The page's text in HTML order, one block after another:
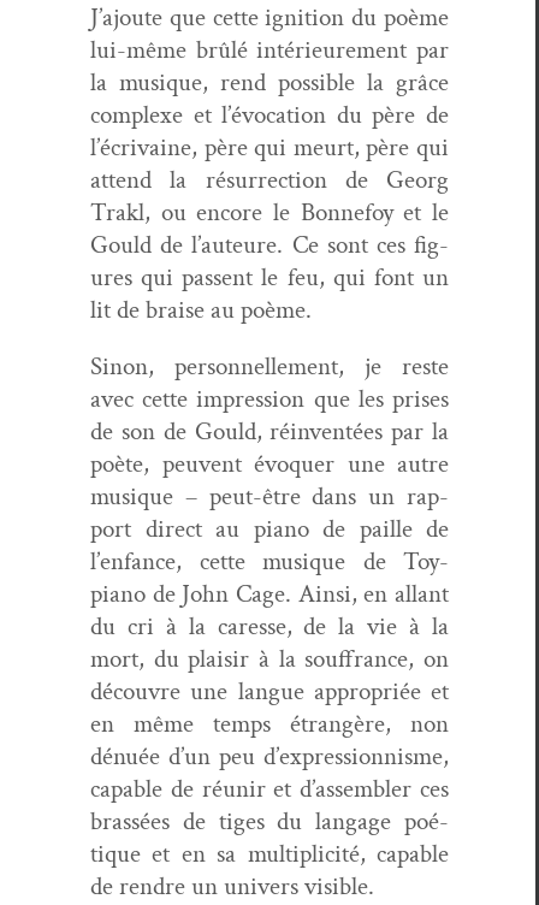
J’ajoute que cette igni­tion du poème
lui-même brûlé intérieure­ment par
la musique, rend pos­si­ble la grâce
com­plexe et l’évocation du père de
l’écrivaine, père qui meurt, père qui
attend la résur­rec­tion de Georg
Trakl, ou encore le Bon­nefoy et le
Gould de l’auteure. Ce sont ces fig­
ures qui passent le feu, qui font un
lit de braise au poème.
Sinon, per­son­nelle­ment, je reste
avec cette impres­sion que les pris­es
de son de Gould, réin­ven­tées par la
poète, peu­vent évo­quer une autre
musique – peut-être dans un rap­
port direct au piano de paille de
l’enfance, cette musique de Toy-
piano de John Cage. Ain­si, en allant
du cri à la caresse, de la vie à la
mort, du plaisir à la souf­france, on
décou­vre une langue appro­priée et
en même temps étrangère, non
dénuée d’un peu d’expressionnisme,
capa­ble de réu­nir et d’assembler ces
brassées de tiges du lan­gage poé­
tiqueet en sa mul­ti­plic­ité, capa­ble
de ren­dre un univers visible.